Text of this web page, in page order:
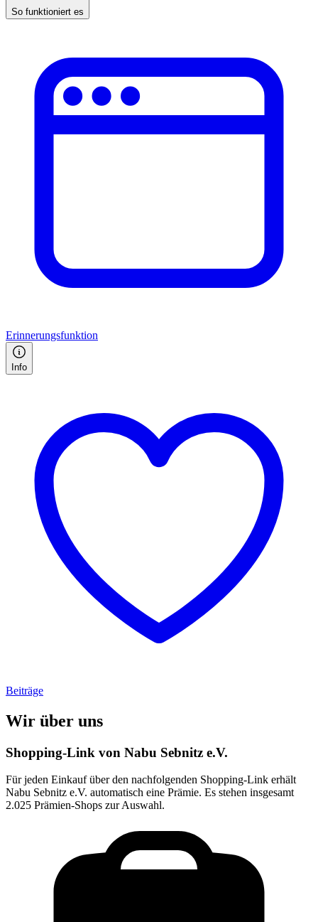
So funktioniert es
Erinnerungsfunktion
Info
Beiträge
Wir über uns
Shopping-Link von Nabu Sebnitz e.V.
Für jeden Einkauf über den nachfolgenden Shopping-Link erhält
Nabu Sebnitz e.V. automatisch eine Prämie. Es stehen insgesamt
2.025 Prämien-Shops zur Auswahl.